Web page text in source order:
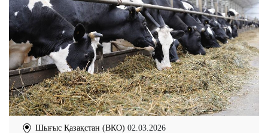
Шығыс Қазақстан (ВКО) 02.03.2026